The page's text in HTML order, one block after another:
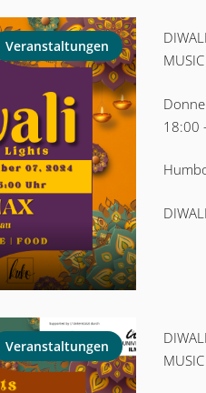
Veranstaltungen
18:00
Veranstaltungen